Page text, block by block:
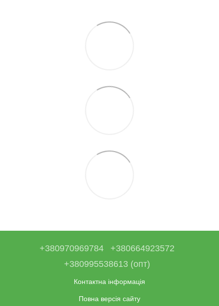
+380970969784
+380664923572
+380995538613 (опт)
Контактна інформація
Повна версія сайту